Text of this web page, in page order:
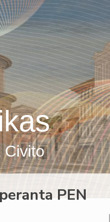
Civito
PEN